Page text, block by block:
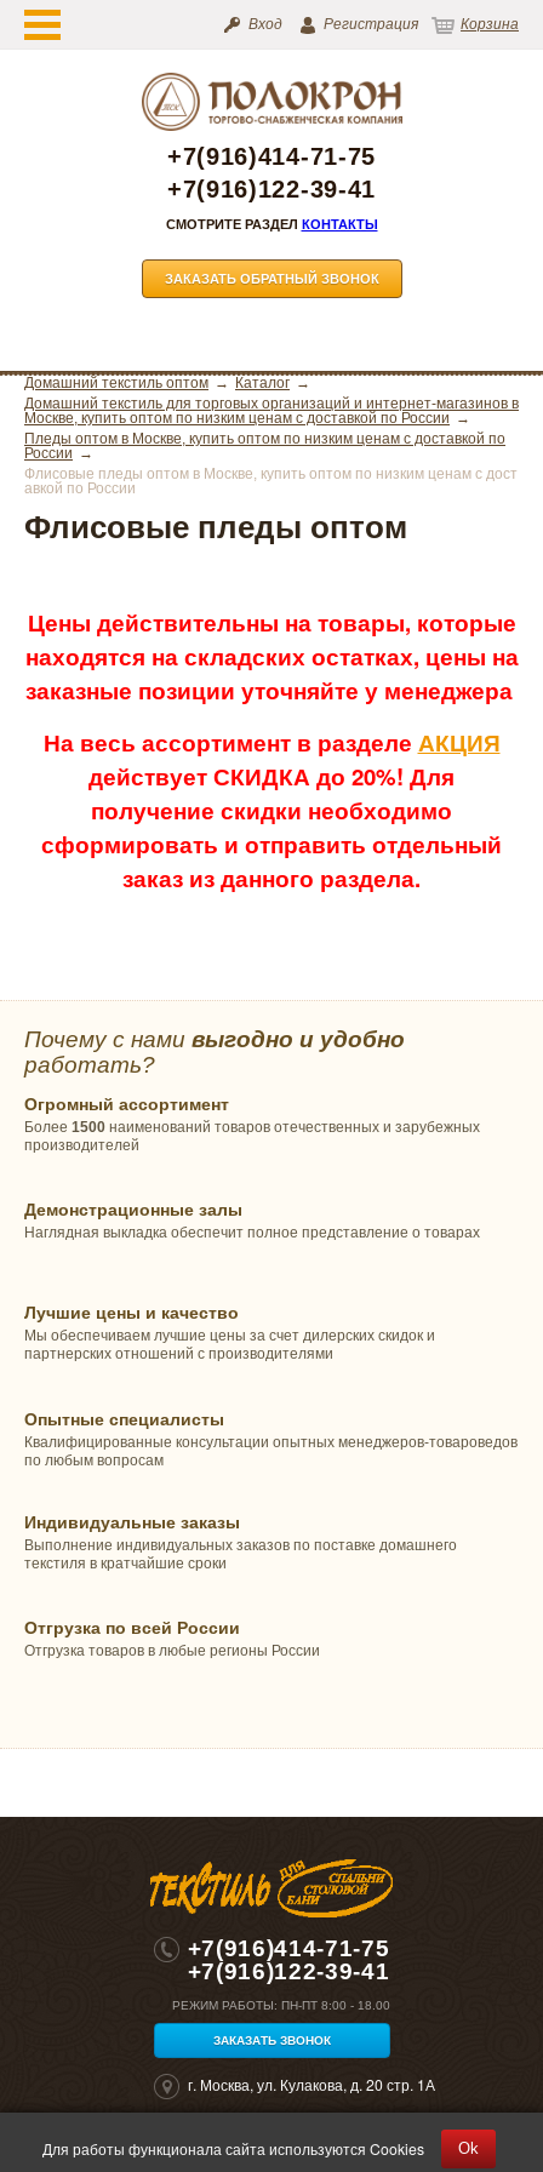
Вход Регистрация Корзина
+7(916)414-71-75
+7(916)122-39-41
СМОТРИТЕ РАЗДЕЛ КОНТАКТЫ
ЗАКАЗАТЬ ОБРАТНЫЙ ЗВОНОК
Домашний текстиль оптом
Каталог
Домашний текстиль для торговых организаций и интернет-магазинов в
Москве, купить оптом по низким ценам с доставкой по России
Пледы оптом в Москве, купить оптом по низким ценам с доставкой по
России
Флисовые пледы оптом в Москве, купить оптом по низким ценам с дост
авкой по России
Флисовые пледы оптом
Цены действительны на товары, которые
находятся на складских остатках, цены на
заказные позиции уточняйте у менеджера
На весь ассортимент в разделе АКЦИЯ
действует СКИДКА до 20%! Для
получение скидки необходимо
сформировать и отправить отдельный
заказ из данного раздела.
Почему с нами выгодно и удобно
работать?
Огромный ассортимент
Более 1500 наименований товаров отечественных и зарубежных
производителей
Демонстрационные залы
Наглядная выкладка обеспечит полное представление о товарах
Лучшие цены и качество
Мы обеспечиваем лучшие цены за счет дилерских скидок и
партнерских отношений с производителями
Опытные специалисты
Квалифицированные консультации опытных менеджеров-товароведов
по любым вопросам
Индивидуальные заказы
Выполнение индивидуальных заказов по поставке домашнего
текстиля в кратчайшие сроки
Отгрузка по всей России
Отгрузка товаров в любые регионы России
+7(916)414-71-75
+7(916)122-39-41
РЕЖИМ РАБОТЫ: ПН-ПТ 8:00 - 18.00
ЗАКАЗАТЬ ЗВОНОК
г. Москва, ул. Кулакова, д. 20 стр. 1А
©2026 "Полокрон". Все права защищены
Для работы функционала сайта используются Cookies Ok